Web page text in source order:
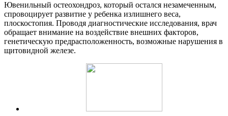
Ювенильный остеохондроз, который остался незамеченным,
спровоцирует развитие у ребенка излишнего веса,
плоскостопия. Проводя диагностические исследования, врач
обращает внимание на воздействие внешних факторов,
генетическую предрасположенность, возможные нарушения в
щитовидной железе.